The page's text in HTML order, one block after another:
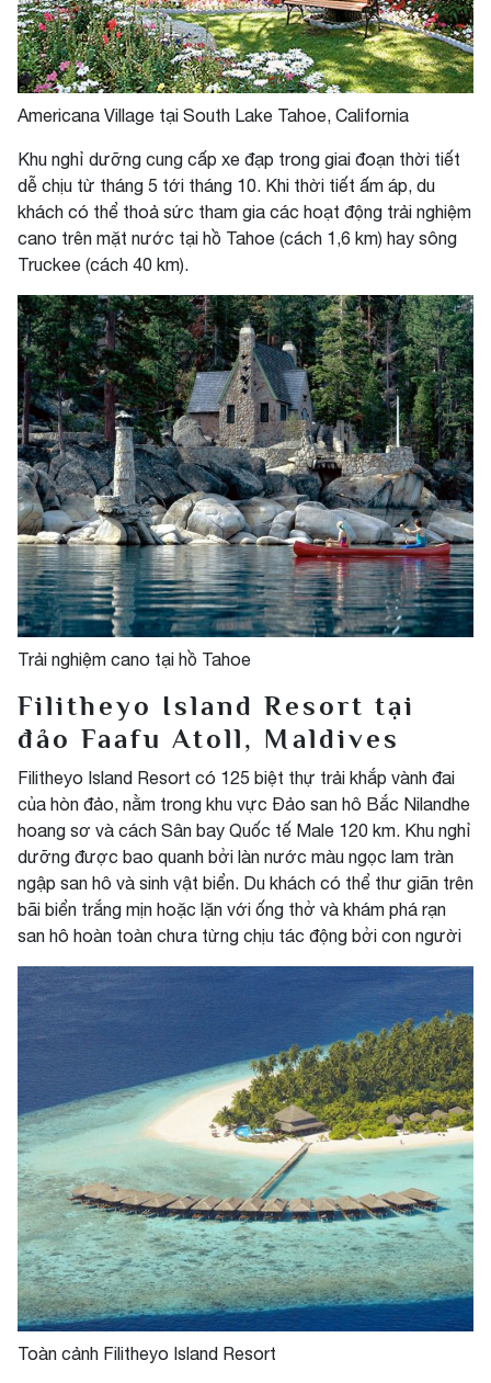
Americana Village tại South Lake Tahoe, California
Khu nghỉ dưỡng cung cấp xe đạp trong giai đoạn thời tiết
dễ chịu từ tháng 5 tới tháng 10. Khi thời tiết ấm áp, du
khách có thể thoả sức tham gia các hoạt động trải nghiệm
cano trên mặt nước tại hồ Tahoe (cách 1,6 km) hay sông
Truckee (cách 40 km).
Trải nghiệm cano tại hồ Tahoe
Filitheyo Island Resort tại
đảo Faafu Atoll, Maldives
Filitheyo Island Resort có 125 biệt thự trải khắp vành đai
của hòn đảo, nằm trong khu vực Đảo san hô Bắc Nilandhe
hoang sơ và cách Sân bay Quốc tế Male 120 km. Khu nghỉ
dưỡng được bao quanh bởi làn nước màu ngọc lam tràn
ngập san hô và sinh vật biển. Du khách có thể thư giãn trên
bãi biển trắng mịn hoặc lặn với ống thở và khám phá rạn
san hô hoàn toàn chưa từng chịu tác động bởi con người
Toàn cảnh Filitheyo Island Resort